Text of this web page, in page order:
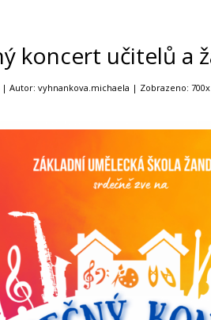
koncert učitelů a
| Autor: vyhnankova.michaela | Zobrazeno: